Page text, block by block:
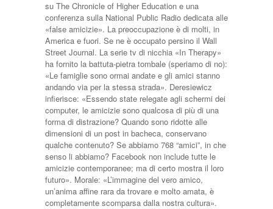
su The Chronicle of Higher Education e una
conferenza sulla National Public Radio dedicata alle
«false amicizie». La preoccupazione è di molti, in
America e fuori. Se ne è occupato persino il Wall
Street Journal. La serie tv di nicchia «In Therapy»
ha fornito la battuta-pietra tombale (speriamo di no):
«Le famiglie sono ormai andate e gli amici stanno
andando via per la stessa strada». Deresiewicz
infierisce: «Essendo state relegate agli schermi dei
computer, le amicizie sono qualcosa di più di una
forma di distrazione? Quando sono ridotte alle
dimensioni di un post in bacheca, conservano
qualche contenuto? Se abbiamo 768 “amici”, in che
senso li abbiamo? Facebook non include tutte le
amicizie contemporanee; ma di certo mostra il loro
futuro». Morale: «L’immagine del vero amico,
un’anima affine rara da trovare e molto amata, è
completamente scomparsa dalla nostra cultura».